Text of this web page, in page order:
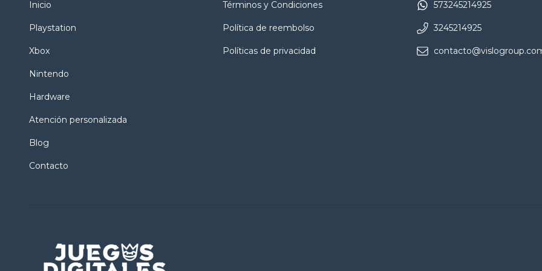
Inicio
Playstation
Xbox
Nintendo
Hardware
Atención personalizada
Blog
Contacto
Términos y Condiciones
Política de reembolso
Políticas de privacidad
573245214925
3245214925